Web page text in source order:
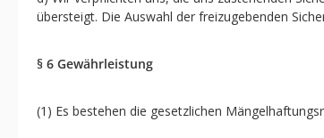
übersteigt. Die Auswahl der freizugebenden
§ 6 Gewährleistung
(1) Es bestehen die gesetzlichen